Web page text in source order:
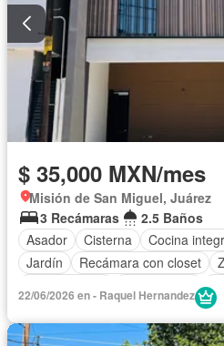
$ 35,000 MXN/mes
Misión de San Miguel, Juárez
3 Recámaras
2.5 Baños
Asador
Cisterna Cocina
Jardín
Recámara con closet
22/06/2026 en - Raquel Hernandez